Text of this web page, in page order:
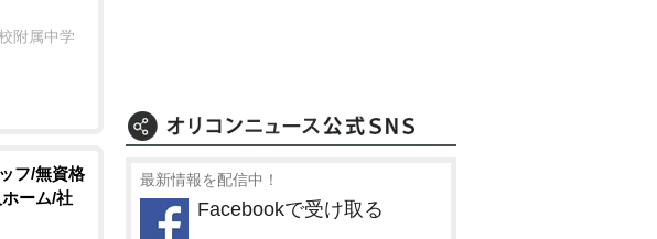
附属中学
フ/無資格
ーム/社
最新情報を配信中！
Facebookで受け取る